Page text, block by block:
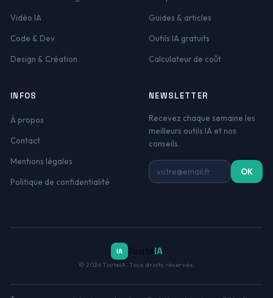
Vidéo IA
Code & Dev
Design & Création
Guides & articles
Outils IA gratuits
Calculateur de coût
INFOS
À propos
Contact
Mentions légales
Politique de confidentialité
NEWSLETTER
Recevez chaque semaine les
meilleurs outils IA et nos
conseils.
Adresse email OK
IA Toute IA
© 2026 TouteIA. Tous droits réservés.